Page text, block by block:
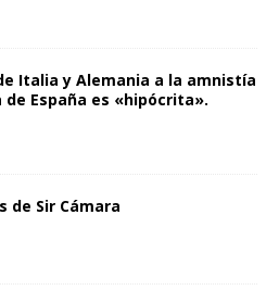
Italia y Alemania a la amnistía
España es «hipócrita».
de Sir Cámara